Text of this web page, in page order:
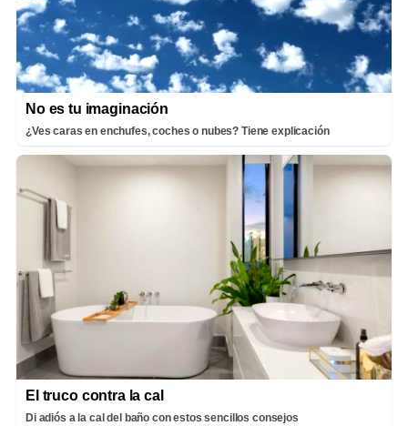
No es tu imaginación
¿Ves caras en enchufes, coches o nubes? Tiene explicación
El truco contra la cal
Di adiós a la cal del baño con estos sencillos consejos